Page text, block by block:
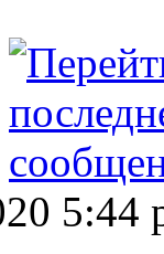
5:44